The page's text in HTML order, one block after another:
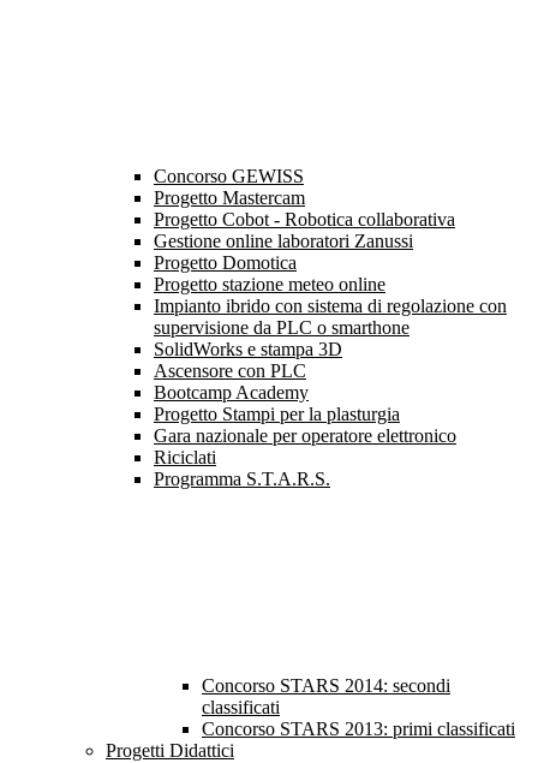
Concorso GEWISS
Progetto Mastercam
Progetto Cobot - Robotica collaborativa
Gestione online laboratori Zanussi
Progetto Domotica
Progetto stazione meteo online
Impianto ibrido con sistema di regolazione con
supervisione da PLC o smarthone
SolidWorks e stampa 3D
Ascensore con PLC
Bootcamp Academy
Progetto Stampi per la plasturgia
Gara nazionale per operatore elettronico
Riciclati
Programma S.T.A.R.S.
Concorso STARS 2014: secondi
classificati
Concorso STARS 2013: primi classificati
Progetti Didattici